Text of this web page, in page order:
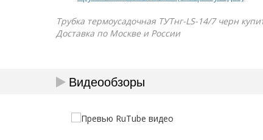
Трубка термоусадочная ТУТнг-LS-14/7 черн
Доставка по Москве и России
Видеообзоры